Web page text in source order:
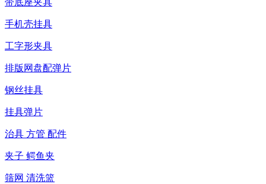
手机壳挂具
工字形夹具
排版网盘配弹片
钢丝挂具
挂具弹片
治具 方管 配件
夹子 鳄鱼夹
筛网 清洗篮